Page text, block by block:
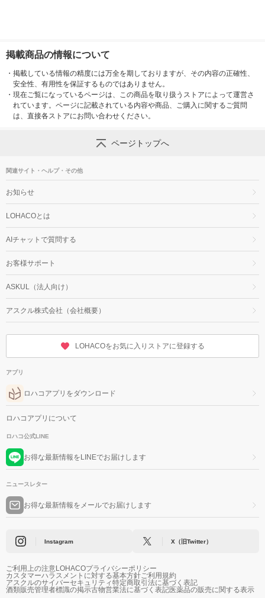
掲載商品の情報について
・ 掲載している情報の精度には万全を期しておりますが、その内容の正確性、
安全性、有用性を保証するものではありません。
・ 現在ご覧になっているページは、この商品を取り扱うストアによって運営さ
れています。ページに記載されている内容や商品、ご購入に関するご質問
は、直接各ストアにお問い合わせください。
ページトップへ
関連サイト・ヘルプ・その他
お知らせ
LOHACOとは
AIチャットで質問する
お客様サポート
ASKUL（法人向け）
アスクル株式会社（会社概要）
LOHACOをお気に入りストアに登録する
アプリ
ロハコアプリをダウンロード
ロハコアプリについて
ロハコ公式LINE
お得な最新情報をLINEでお届けします
ニュースレター
お得な最新情報をメールでお届けします
Instagram X（旧Twitter）
ご利用上の注意LOHACOプライバシーポリシー
カスタマーハラスメントに対する基本方針ご利用規約
アスクルのサイバーセキュリティ特定商取引法に基づく表記
酒類販売管理者標識の掲示古物営業法に基づく表記医薬品の販売に関する表示